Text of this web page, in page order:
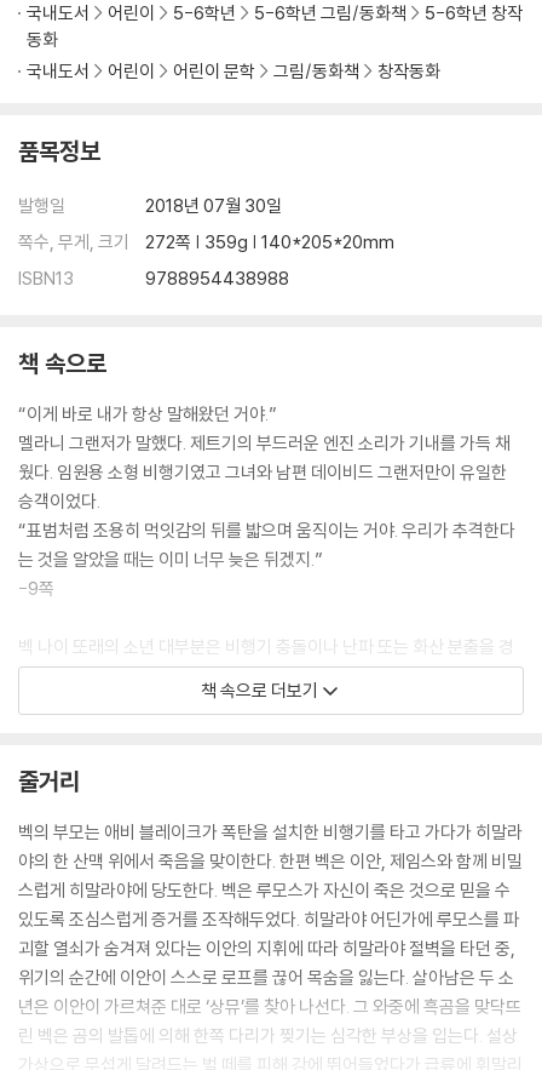
국내도서
어린이 5-6학년 5-6학년 그림/동화책
5-6학년 창작
동화
국내도서
어린이 어린이 문학 그림/동화책 창작동화
품목정보
발행일
2018년 07월 30일
쪽수, 무게, 크기
272쪽 | 359g | 140*205*20mm
ISBN13
9788954438988
책 속으로
“이게 바로 내가 항상 말해왔던 거야.”
멜라니 그랜저가 말했다. 제트기의 부드러운 엔진 소리가 기내를 가득 채
웠다. 임원용 소형 비행기였고 그녀와 남편 데이비드 그랜저만이 유일한
승객이었다.
“표범처럼 조용히 먹잇감의 뒤를 밟으며 움직이는 거야. 우리가 추격한다
는 것을 알았을 때는 이미 너무 늦은 뒤겠지.”
-9쪽
벡 나이 또래의 소년 대부분은 비행기 충돌이나 난파 또는 화산 분출을 경
험하지 못했다. 그 나이 때 호랑이나 독사를 보았다면, 대부분은 동물원에
서 본 것이었다. 그러나 벡은 호랑이나 독사를 가까이에서 맞닥뜨렸고 살
-30쪽
“비가 올 거야.”
벡은 하늘을 바라보더니 계곡 아래쪽을 쳐다보았다. 그들이 서 있는 곳에
는 어떤 나무나 식물도 보이지 않았다. 강물이 끊임없이 모든 것을 씻겨 내
려갔다면 어떤 것도 더 자랄 수 없었다.
“정말 비가 온다면, 이 길은 물로 가득 찰 거야. 여기서 빠져나가야만 해. 지
금 당장!”
-143쪽
책 속으로 더보기
줄거리
벡의 부모는 애비 블레이크가 폭탄을 설치한 비행기를 타고 가다가 히말라
야의 한 산맥 위에서 죽음을 맞이한다. 한편 벡은 이안, 제임스와 함께 비밀
스럽게 히말라야에 당도한다. 벡은 루모스가 자신이 죽은 것으로 믿을 수
있도록 조심스럽게 증거를 조작해두었다. 히말라야 어딘가에 루모스를 파
괴할 열쇠가 숨겨져 있다는 이안의 지휘에 따라 히말라야 절벽을 타던 중,
위기의 순간에 이안이 스스로 로프를 끊어 목숨을 잃는다. 살아남은 두 소
년은 이안이 가르쳐준 대로 ‘상뮤’를 찾아 나선다. 그 와중에 흑곰을 맞닥뜨
린 벡은 곰의 발톱에 의해 한쪽 다리가 찢기는 심각한 부상을 입는다. 설상
가상으로 무섭게 달려드는 벌 떼를 피해 강에 뛰어들었다가 급류에 휘말리